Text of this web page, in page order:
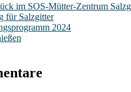
im SOS-Mütter-Zentrum
für Salzgitter
2024